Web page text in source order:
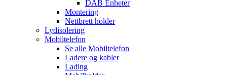
DAB Enheter
Montering
Nettbrett holder
Lydisolering
Mobiltelefon
Se alle Mobiltelefon
Ladere og kabler
Lading